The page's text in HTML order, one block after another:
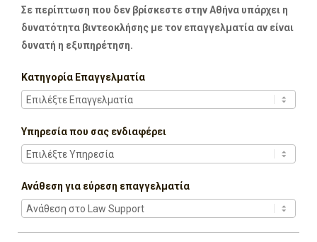
Σε περίπτωση που δεν βρίσκεστε στην Αθήνα υπάρχει η
δυνατότητα βιντεοκλήσης με τον επαγγελματία αν είναι
δυνατή η εξυπηρέτηση.
Κατηγορία Επαγγελματία
Υπηρεσία που σας ενδιαφέρει
Ανάθεση για εύρεση επαγγελματία